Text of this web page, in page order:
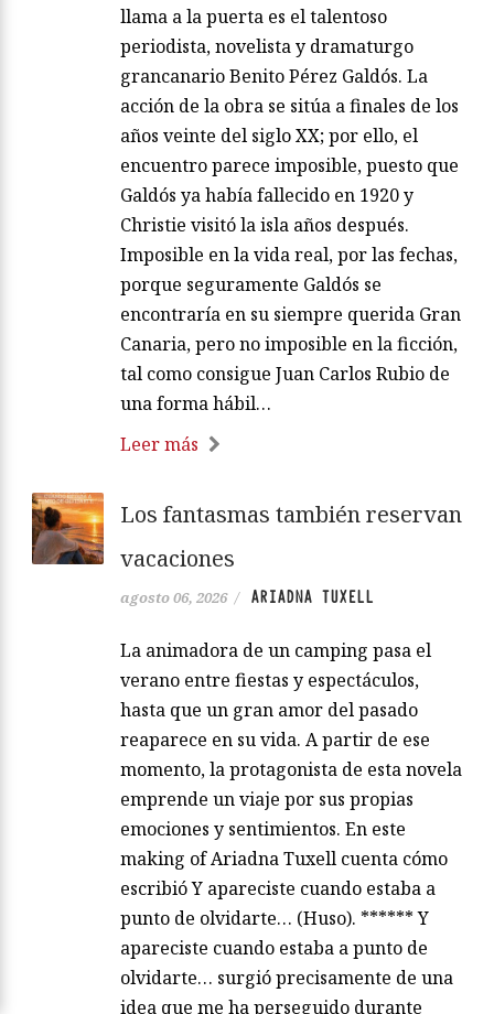
llama a la puerta es el talentoso
periodista, novelista y dramaturgo
grancanario Benito Pérez Galdós. La
acción de la obra se sitúa a finales de los
años veinte del siglo XX; por ello, el
encuentro parece imposible, puesto que
Galdós ya había fallecido en 1920 y
Christie visitó la isla años después.
Imposible en la vida real, por las fechas,
porque seguramente Galdós se
encontraría en su siempre querida Gran
Canaria, pero no imposible en la ficción,
tal como consigue Juan Carlos Rubio de
una forma hábil…
Leer más
Los fantasmas también reservan
vacaciones
agosto 06, 2026 / ARIADNA TUXELL
La animadora de un camping pasa el
verano entre fiestas y espectáculos,
hasta que un gran amor del pasado
reaparece en su vida. A partir de ese
momento, la protagonista de esta novela
emprende un viaje por sus propias
emociones y sentimientos. En este
making of Ariadna Tuxell cuenta cómo
escribió Y apareciste cuando estaba a
punto de olvidarte… (Huso). ****** Y
apareciste cuando estaba a punto de
olvidarte… surgió precisamente de una
idea que me ha perseguido durante